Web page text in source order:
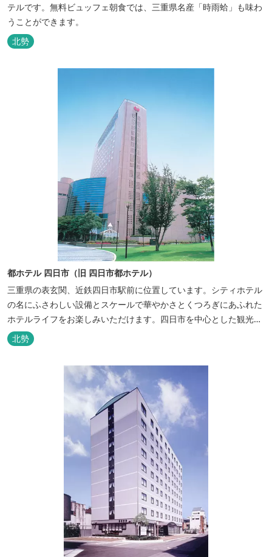
テルです。無料ビュッフェ朝食では、三重県名産「時雨蛤」も味わ
うことができます。
北勢
都ホテル 四日市（旧 四日市都ホテル）
三重県の表玄関、近鉄四日市駅前に位置しています。シティホテル
の名にふさわしい設備とスケールで華やかさとくつろぎにあふれた
ホテルライフをお楽しみいただけます。四日市を中心とした観光、
ビジネス、会議やゴルフ場などへの基点として便利にご利用いただ
けます。
北勢